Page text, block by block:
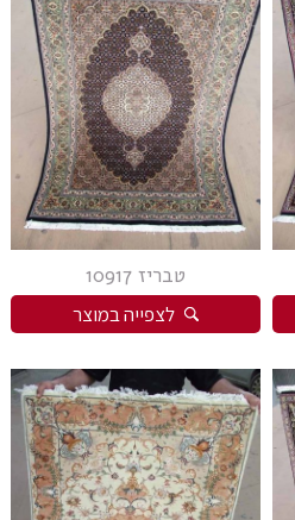
טבריז 10917
לצפייה במוצר